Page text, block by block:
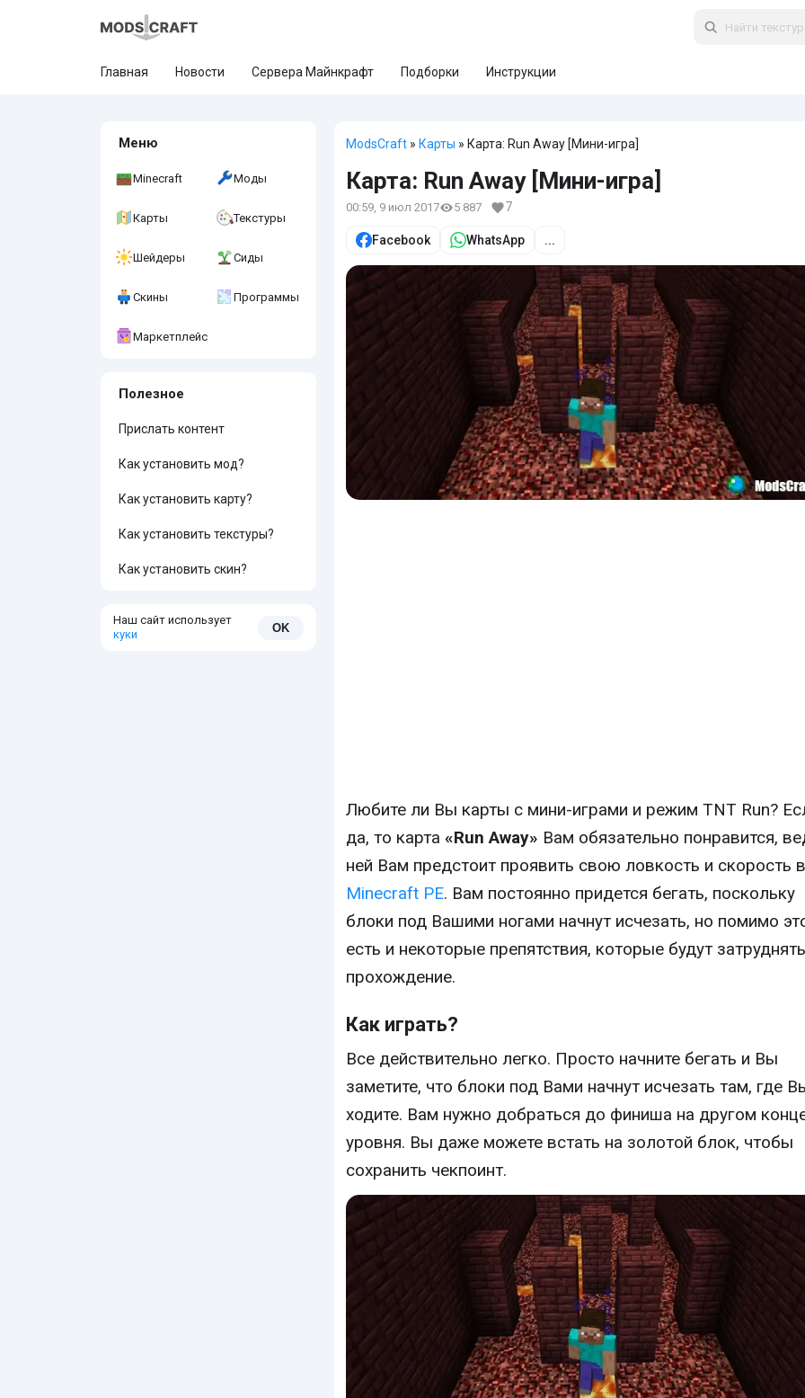
Главная Новости Сервера Майнкрафт Подборки Инструкции
Меню
Minecraft Моды
Карты Текстуры
Шейдеры Сиды
Скины Программы
Маркетплейс
Полезное
Прислать контент
Как установить мод?
Как установить карту?
Как установить текстуры?
Как установить скин?
Наш сайт использует
куки
OK
ModsCraft » Карты » Карта: Run Away [Мини-игра]
Карта: Run Away [Мини-игра]
00:59, 9 июл 2017 5 887 7
Facebook WhatsApp ...
Любите ли Вы карты с мини-играми и режим TNT Run?
да, то карта «Run Away» Вам обязательно понравится,
ней Вам предстоит проявить свою ловкость и скорость в
Minecraft PE. Вам постоянно придется бегать, поскольку
блоки под Вашими ногами начнут исчезать, но помимо
есть и некоторые препятствия, которые будут затруднять
прохождение.
Как играть?
Все действительно легко. Просто начните бегать и Вы
заметите, что блоки под Вами начнут исчезать там, где
ходите. Вам нужно добраться до финиша на другом
уровня. Вы даже можете встать на золотой блок, чтобы
сохранить чекпоинт.